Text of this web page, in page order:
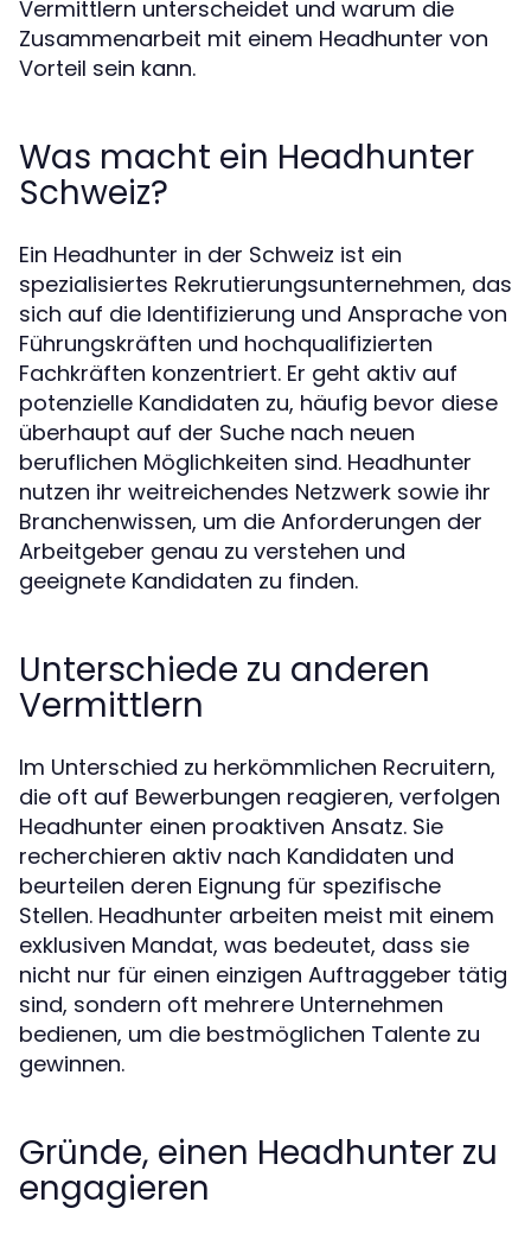
Vermittlern unterscheidet und warum die
Zusammenarbeit mit einem Headhunter von
Vorteil sein kann.
Was macht ein Headhunter
Schweiz?
Ein Headhunter in der Schweiz ist ein
spezialisiertes Rekrutierungsunternehmen, das
sich auf die Identifizierung und Ansprache von
Führungskräften und hochqualifizierten
Fachkräften konzentriert. Er geht aktiv auf
potenzielle Kandidaten zu, häufig bevor diese
überhaupt auf der Suche nach neuen
beruflichen Möglichkeiten sind. Headhunter
nutzen ihr weitreichendes Netzwerk sowie ihr
Branchenwissen, um die Anforderungen der
Arbeitgeber genau zu verstehen und
geeignete Kandidaten zu finden.
Unterschiede zu anderen
Vermittlern
Im Unterschied zu herkömmlichen Recruitern,
die oft auf Bewerbungen reagieren, verfolgen
Headhunter einen proaktiven Ansatz. Sie
recherchieren aktiv nach Kandidaten und
beurteilen deren Eignung für spezifische
Stellen. Headhunter arbeiten meist mit einem
exklusiven Mandat, was bedeutet, dass sie
nicht nur für einen einzigen Auftraggeber tätig
sind, sondern oft mehrere Unternehmen
bedienen, um die bestmöglichen Talente zu
gewinnen.
Gründe, einen Headhunter zu
engagieren